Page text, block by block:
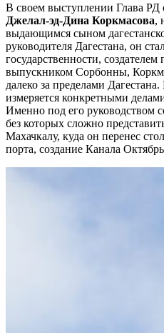
В своем выступлении Глава РД
Джелал-эд-Дина Коркмасова,
выдающимся сыном
руководителя Дагестана, он
государственности,
выпускником Сорбонны,
далеко за пределами
измеряется конкретными
Именно под его руководством
без которых сложно
Махачкалу, куда он перенес
порта, создание Канала